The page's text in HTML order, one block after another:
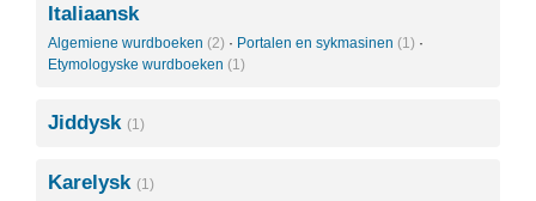
Italiaansk
Algemiene wurdboeken (2) · Portalen en sykmasinen (1) ·
Etymologyske wurdboeken (1)
Jiddysk (1)
Karelysk (1)